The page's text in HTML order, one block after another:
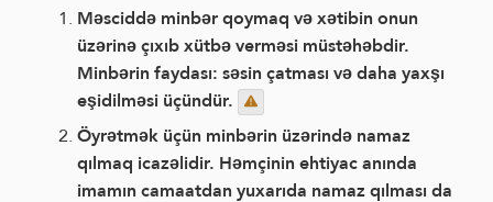
Məsciddə minbər qoymaq və xətibin onun
üzərinə çıxıb xütbə verməsi müstəhəbdir.
Minbərin faydası: səsin çatması və daha yaxşı
eşidilməsi üçündür.
Öyrətmək üçün minbərin üzərində namaz
qılmaq icazəlidir. Həmçinin ehtiyac anında
imamın camaatdan yuxarıda namaz qılması da